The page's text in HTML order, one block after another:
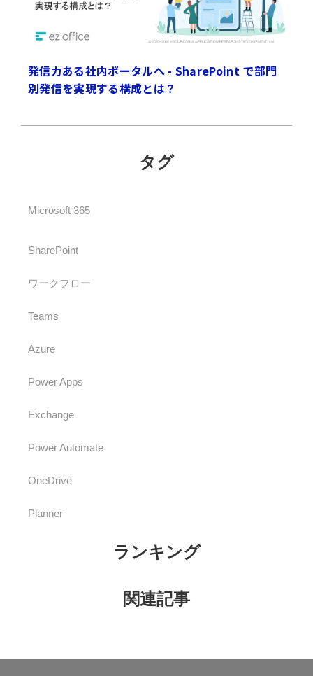
発信力ある社内ポータルへ - SharePoint で部門
別発信を実現する構成とは？
タグ
Microsoft 365
SharePoint
ワークフロー
Teams
Azure
Power Apps
Exchange
Power Automate
OneDrive
Planner
ランキング
関連記事